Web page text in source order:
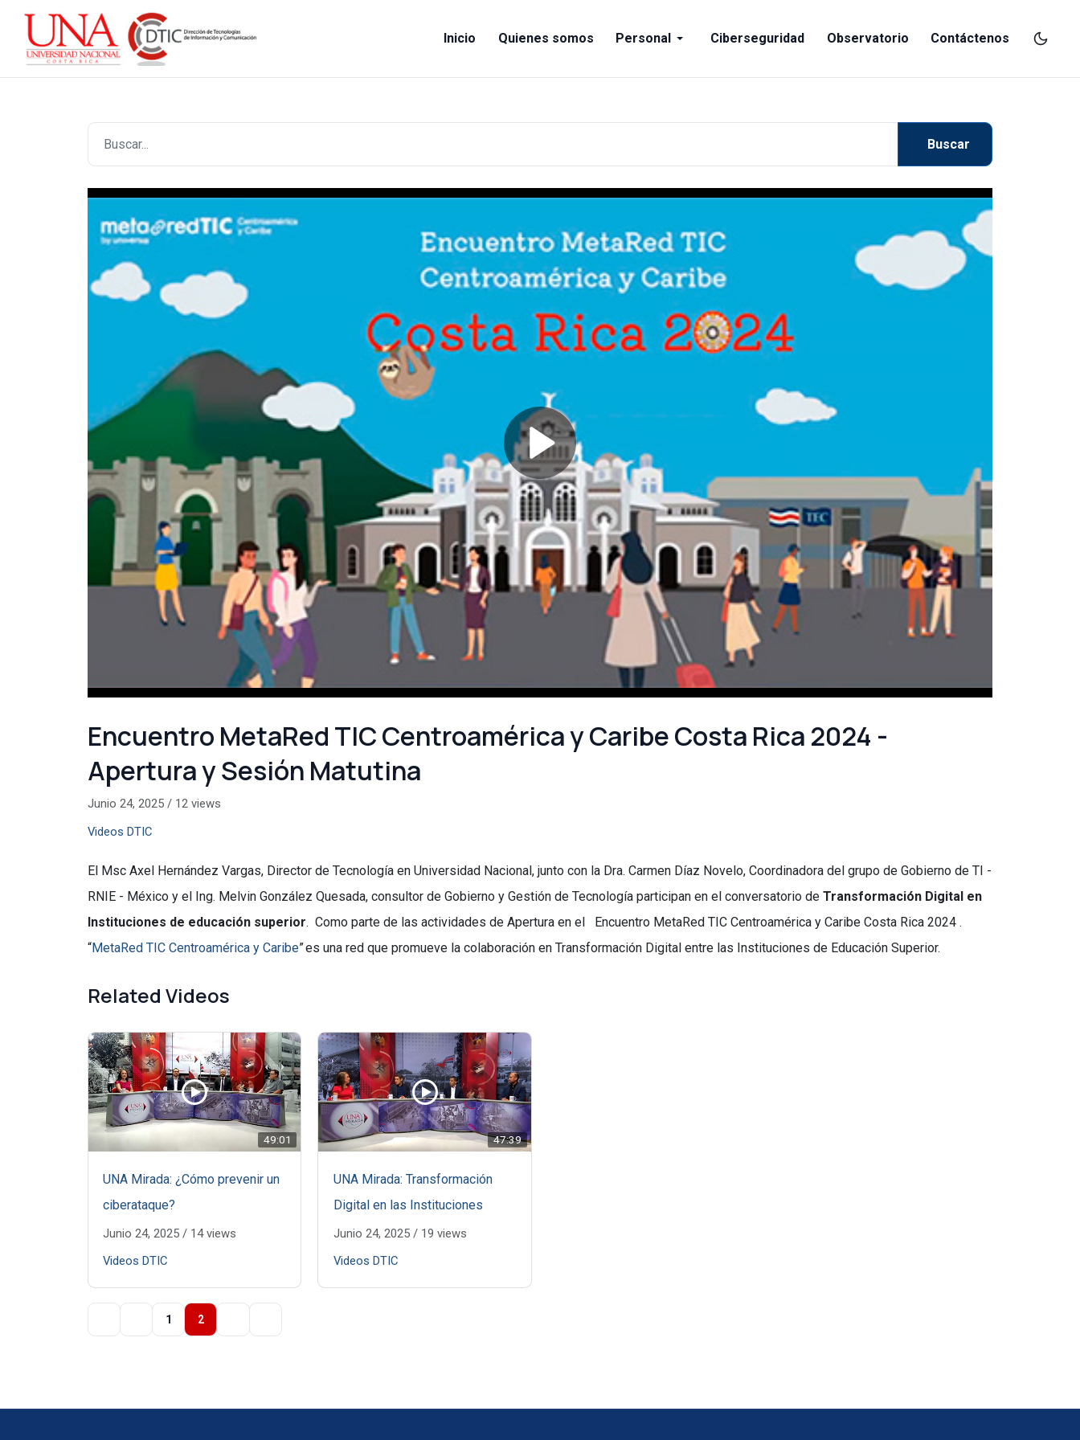
Inicio Quienes somos Personal Ciberseguridad Observatorio Contáctenos
Buscar
Encuentro MetaRed TIC Centroamérica y Caribe Costa Rica 2024 -
Apertura y Sesión Matutina
Junio 24, 2025/ 12 views
Videos DTIC
El Msc Axel Hernández Vargas, Director de Tecnología en Universidad Nacional, junto con la Dra. Carmen Díaz Novelo, Coordinadora del grupo de Gobierno de TI -
RNIE - México y el Ing. Melvin González Quesada, consultor de Gobierno y Gestión de Tecnología participan en el conversatorio de Transformación Digital en
Instituciones de educación superior. Como parte de las actividades de Apertura en el Encuentro MetaRed TIC Centroamérica y Caribe Costa Rica 2024 .
“MetaRed TIC Centroamérica y Caribe” es una red que promueve la colaboración en Transformación Digital entre las Instituciones de Educación Superior.
Related Videos
49:01
UNA Mirada: ¿Cómo prevenir un
ciberataque?
Junio 24, 2025 / 14 views
Videos DTIC
47:39
UNA Mirada: Transformación
Digital en las Instituciones
Junio 24, 2025/ 19 views
Videos DTIC
1 2